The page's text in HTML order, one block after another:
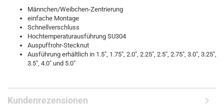
Männchen/Weibchen-Zentrierung
einfache Montage
Schnellverschluss
Hochtemperaturausführung SU304
Auspuffrohr-Stecknut
Ausführung erhältlich in 1.5", 1.75", 2.0", 2.25", 2.5", 2.75", 3.0", 3.25",
3.5", 4.0" und 5.0"
Kundenrezensionen